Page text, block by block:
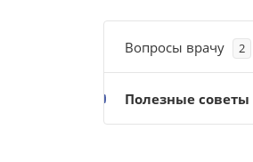
Вопросы врачу 2
Полезные советы